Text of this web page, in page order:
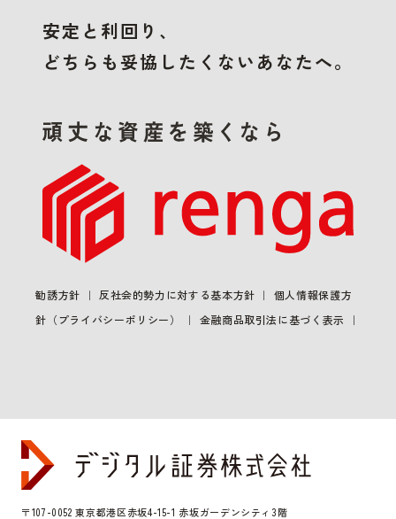
安定と利回り、
どちらも妥協したくないあなたへ。
勧誘方針 反社会的勢力に対する基本方針
個人情報保護方
針（プライバシーポリシー）
金融商品取引法に基づく表示
〒107-0052 東京都港区赤坂4-15-1 赤坂ガーデンシティ3階